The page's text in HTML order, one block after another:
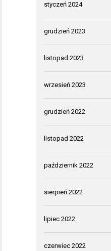
styczeń 2024
grudzień 2023
listopad 2023
wrzesień 2023
grudzień 2022
listopad 2022
październik 2022
sierpień 2022
lipiec 2022
czerwiec 2022